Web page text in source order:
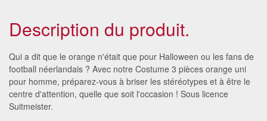
Description du produit.
Qui a dit que le orange n'était que pour Halloween ou les fans de
football néerlandais ? Avec notre Costume 3 pièces orange uni
pour homme, préparez-vous à briser les stéréotypes et à être le
centre d'attention, quelle que soit l'occasion ! Sous licence
Suitmeister.